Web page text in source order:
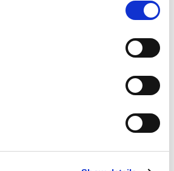
.
i6000 테이프 라이브러리를 통해
구 데이터를 자동으로 연속 보호
손실 방지에 효과적입니다.